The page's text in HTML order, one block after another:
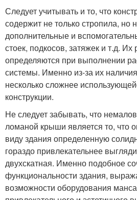
Следует учитывать и то, что
содержит не только стропила, но
дополнительные и
стоек, подкосов, затяжек и т.д.
определяются при выполнении
системы. Именно из-за их
несколько сложнее
конструкции.
Не следует забывать, что
ломаной крыши является то, что
виду здания определенную
гораздо привлекательнее
двухскатная. Именно подобное
функциональности здания,
возможности оборудования